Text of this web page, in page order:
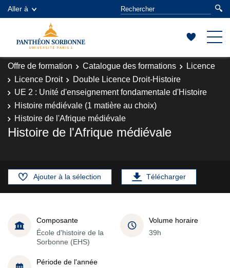
Aller à
Offre de formation Catalogue des formations
Licence
Licence Droit
Double Licence Droit-Histoire
UE 2 : Unité d'enseignement fondamentale d'Histoire
Histoire médiévale (1 matière au choix)
Histoire de l'Afrique médiévale
Histoire de l'Afrique médiévale
Ajouter à la sélection Télécharger
Composante
École d'histoire de la
Sorbonne (EHS)
Volume horaire
39h
Période de l'année